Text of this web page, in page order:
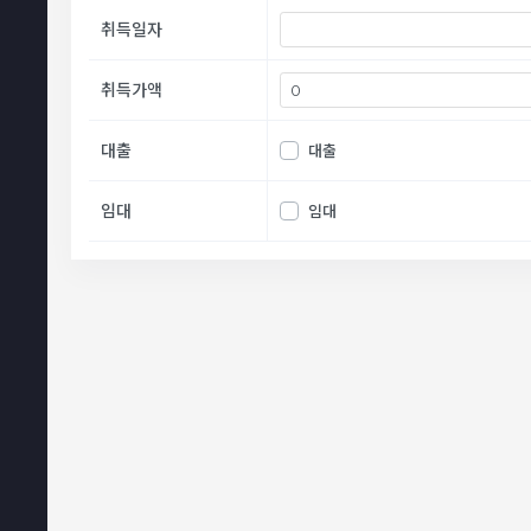
취득일자
취득가액
대출 대출
임대 임대